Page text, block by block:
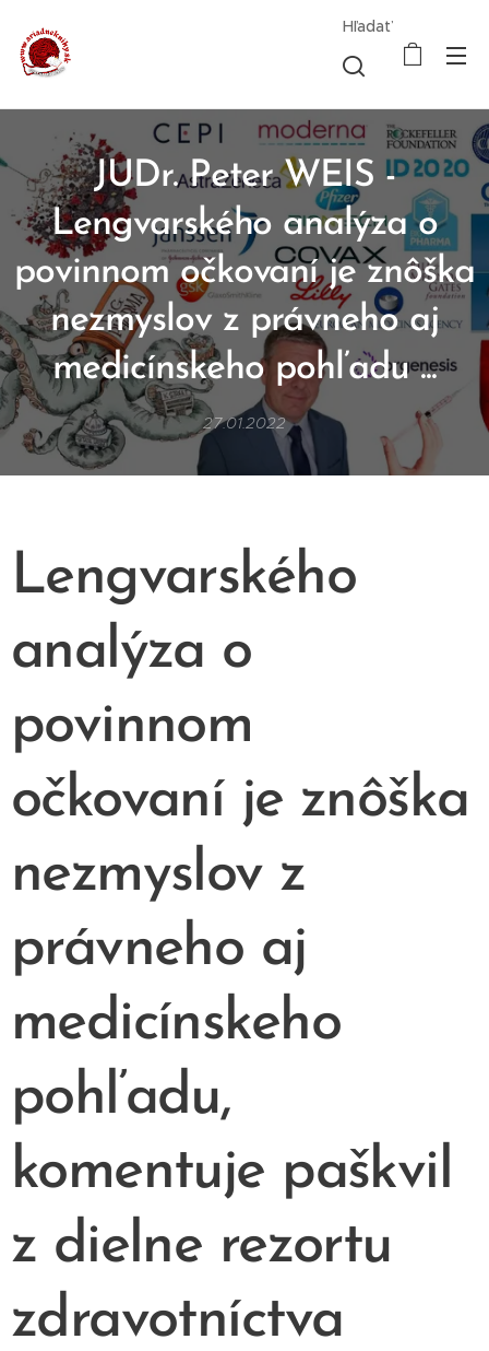
Hľadať
JUDr. Peter WEIS -
Lengvarského analýza o
povinnom očkovaní je znôška
nezmyslov z právneho aj
medicínskeho pohľadu ...
27.01.2022
Lengvarského
analýza o
povinnom
očkovaní je znôška
nezmyslov z
právneho aj
medicínskeho
pohľadu,
komentuje paškvil
z dielne rezortu
zdravotníctva